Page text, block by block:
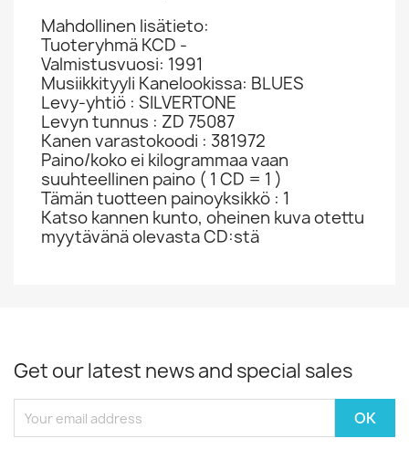
Mahdollinen lisätieto:
Tuoteryhmä KCD -
Valmistusvuosi: 1991
Musiikkityyli Kanelookissa: BLUES
Levy-yhtiö : SILVERTONE
Levyn tunnus : ZD 75087
Kanen varastokoodi : 381972
Paino/koko ei kilogrammaa vaan
suuhteellinen paino ( 1 CD = 1 )
Tämän tuotteen painoyksikkö : 1
Katso kannen kunto, oheinen kuva otettu
myytävänä olevasta CD:stä
Get our latest news and special sales